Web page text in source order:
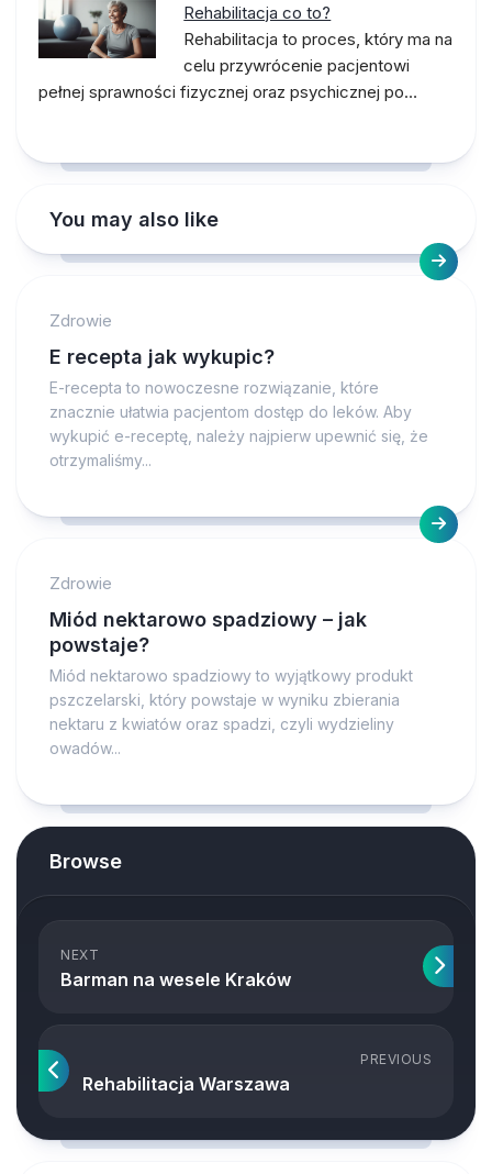
Rehabilitacja co to?
Rehabilitacja to proces, który ma na
celu przywrócenie pacjentowi
pełnej sprawności fizycznej oraz psychicznej po…
You may also like
Zdrowie
E recepta jak wykupic?
E-recepta to nowoczesne rozwiązanie, które
znacznie ułatwia pacjentom dostęp do leków. Aby
wykupić e-receptę, należy najpierw upewnić się, że
otrzymaliśmy...
Zdrowie
Miód nektarowo spadziowy – jak
powstaje?
Miód nektarowo spadziowy to wyjątkowy produkt
pszczelarski, który powstaje w wyniku zbierania
nektaru z kwiatów oraz spadzi, czyli wydzieliny
owadów...
Browse
NEXT
Barman na wesele Kraków
PREVIOUS
Rehabilitacja Warszawa